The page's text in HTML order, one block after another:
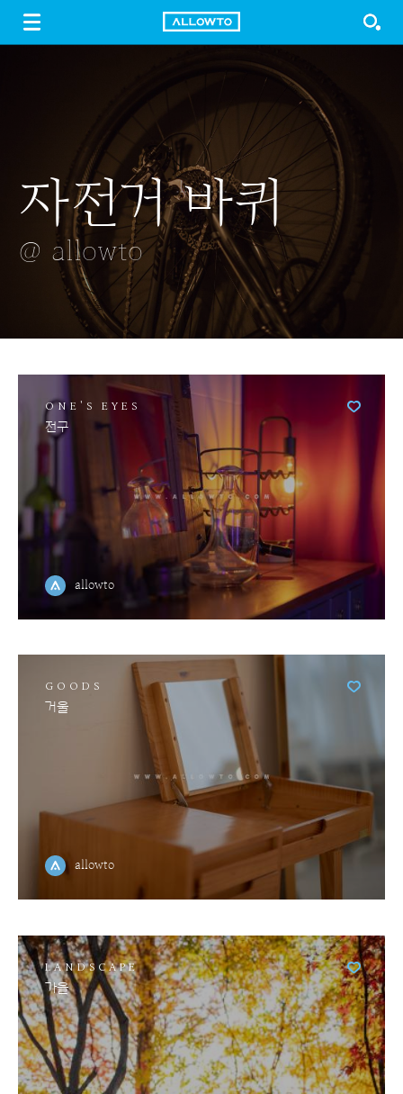
LOGIN
자전거 바퀴
@ allowto
목련
@ allowto
시리얼 풍덩
@ allowto
은행나무 풍경
@ allowto
구운천
@ allowto
ONE'S EYES
전구
allowto
GOODS
거울
allowto
LANDSCAPE
가을